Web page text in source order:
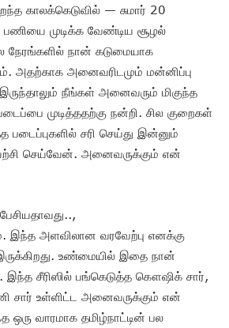
காலக்கெடுவில் — சுமார் 20
முடிக்க வேண்டிய சூழல்
நேரங்களில் நான் கடுமையாக
அதற்காக அனைவரிடமும் மன்னிப்பு
நீங்கள் அனைவரும் மிகுந்த
முடித்ததற்கு நன்றி. சில குறைகள்
சரி செய்து இன்னும்
செய்வேன். அனைவருக்கும் என்
இந்த அளவிலான வரவேற்பு எனக்கு
இருக்கிறது. உண்மையில் இதை நான்
இந்த சீரிஸில் பங்கெடுத்த கௌஷிக் சார்,
சார் உள்ளிட்ட அனைவருக்கும் என்
ஒரு வாரமாக தமிழ்நாட்டின் பல